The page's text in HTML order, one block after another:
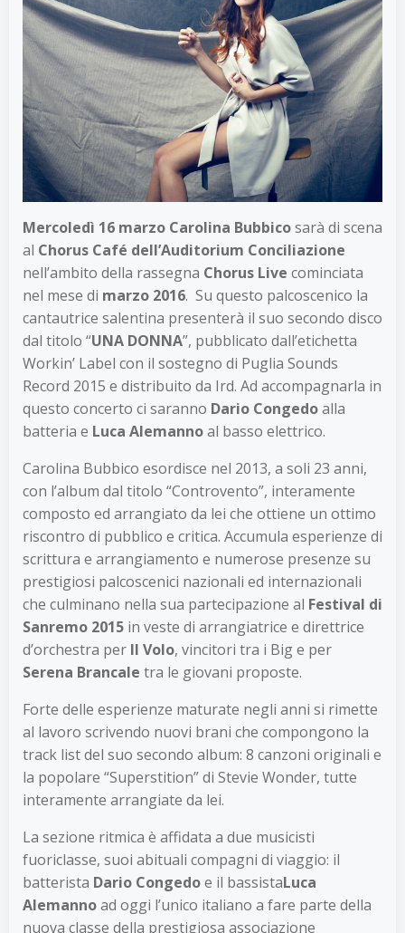
Mercoledì 16 marzo Carolina Bubbicosarà di scena
al Chorus Café dell’Auditorium Conciliazione
nell’ambito della rassegna Chorus Live cominciata
nel mese di marzo 2016. Su questo palcoscenico la
cantautrice salentina presenterà il suo secondo disco
dal titolo “UNA DONNA”, pubblicato dall’etichetta
Workin’ Label con il sostegno di Puglia Sounds
Record 2015 e distribuito da Ird. Ad accompagnarla in
questo concerto ci saranno Dario Congedoalla
batteria e Luca Alemannoal basso elettrico.
Carolina Bubbico esordisce nel 2013, a soli 23 anni,
con l’album dal titolo “Controvento”, interamente
composto ed arrangiato da lei che ottiene un ottimo
riscontro di pubblico e critica. Accumula esperienze di
scrittura e arrangiamento e numerose presenze su
prestigiosi palcoscenici nazionali ed internazionali
che culminano nella sua partecipazione al Festival di
Sanremo 2015 in veste di arrangiatrice e direttrice
d’orchestra per Il Volo, vincitori tra i Big e per
Serena Brancale tra le giovani proposte.
Forte delle esperienze maturate negli anni si rimette
al lavoro scrivendo nuovi brani che compongono la
track list del suo secondo album: 8 canzoni originali e
la popolare “Superstition” di Stevie Wonder, tutte
interamente arrangiate da lei.
La sezione ritmica è affidata a due musicisti
fuoriclasse, suoi abituali compagni di viaggio: il
batterista Dario Congedoe il bassistaLuca
Alemannoad oggi l’unico italiano a fare parte della
nuova classe della prestigiosa associazione